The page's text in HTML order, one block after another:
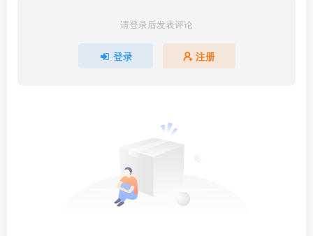
请登录后发表评论
登录 注册